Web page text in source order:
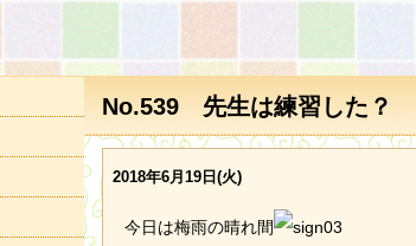
No.539 先生は練習した？
2018年6月19日(火)
今日は梅雨の晴れ間